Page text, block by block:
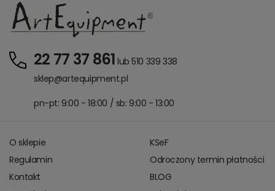
22 77 37 861 lub 510 339 338
sklep@artequipment.pl
pn-pt: 9:00 - 18:00 / sb: 9:00 - 13:00
O sklepie
Regulamin
Kontakt
KSeF
Odroczony termin płatności
BLOG